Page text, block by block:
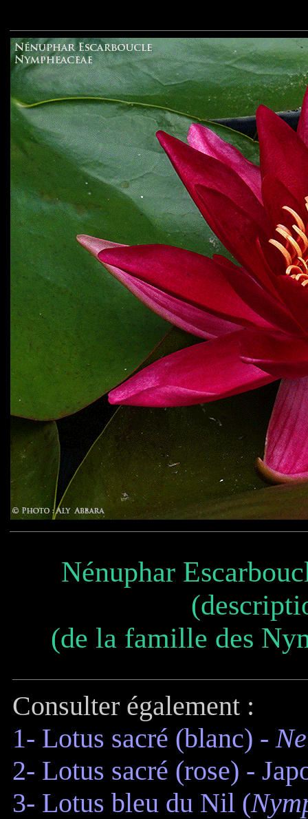
Nénuphar
(de la famille des
Consulter également :
1- Lotus sacré (blanc) -
2- Lotus sacré (rose) -
3- Lotus bleu du Nil (